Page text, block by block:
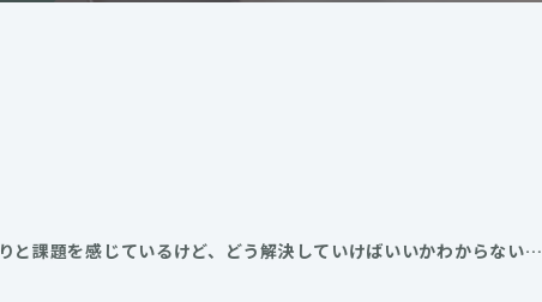
と課題を感じているけど、どう解決していけばいいかわからない…